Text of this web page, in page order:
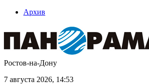
Архив
Ростов-на-Дону
7 августа 2026, 14:53